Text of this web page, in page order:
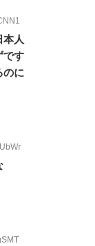
本人
です
のに